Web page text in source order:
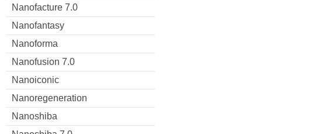
Nanofacture 7.0
Nanofantasy
Nanoforma
Nanofusion 7.0
Nanoiconic
Nanoregeneration
Nanoshiba